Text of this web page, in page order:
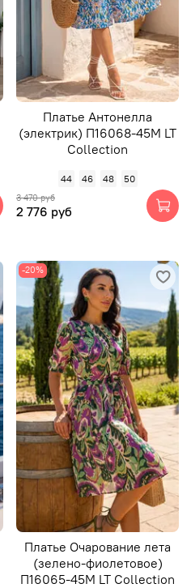
Платье Антонелла
(электрик) П16068-45М LT
Collection
44 46 48 50
3 470 руб
2 776 руб
-20%
Платье Очарование лета
(зелено-фиолетовое)
П16065-45М LT Collection